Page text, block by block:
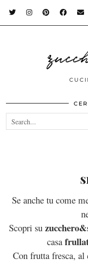
Se anche tu come
Scopri su
casa
Con frutta fresca,